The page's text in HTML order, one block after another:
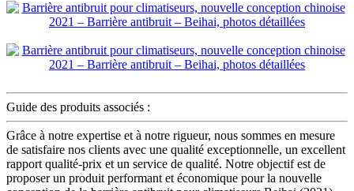
Guide des produits associés :
Grâce à notre expertise et à notre rigueur, nous sommes en mesure
de satisfaire nos clients avec une qualité exceptionnelle, un excellent
rapport qualité-prix et un service de qualité. Notre objectif est de
proposer un produit performant et économique pour la nouvelle